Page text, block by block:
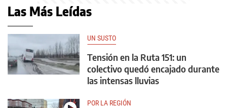
Las Más Leídas
UN SUSTO
Tensión en la Ruta 151: un
colectivo quedó encajado durante
las intensas lluvias
POR LA REGIÓN